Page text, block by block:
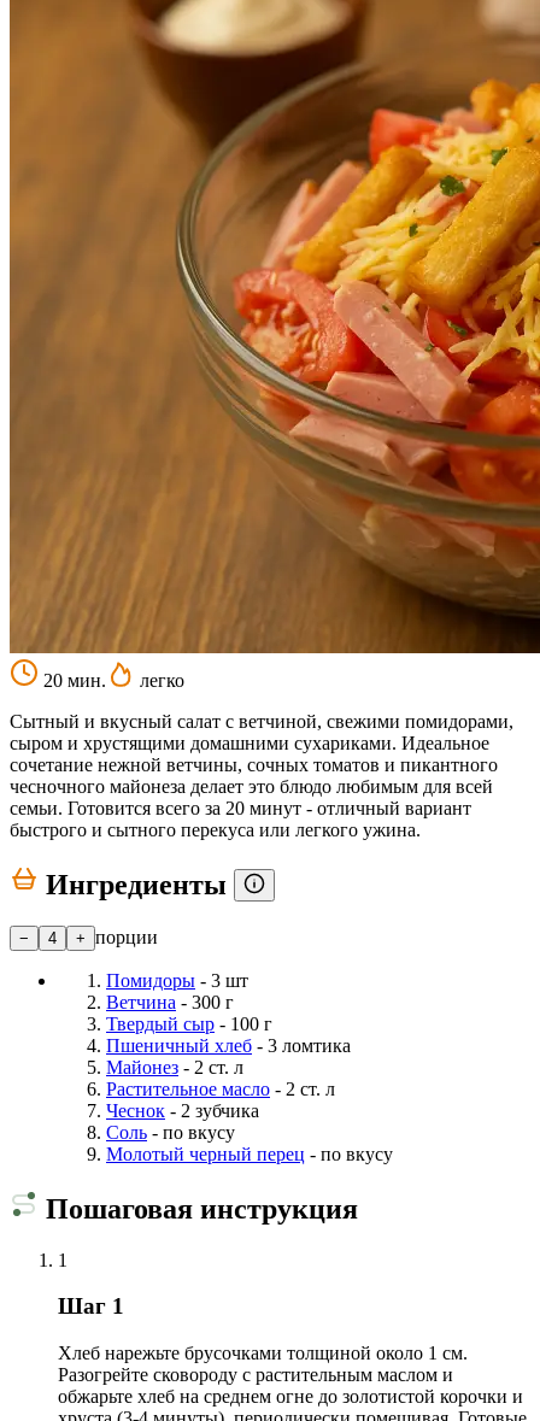
20 мин.
легко
Сытный и вкусный салат с ветчиной, свежими помидорами,
сыром и хрустящими домашними сухариками. Идеальное
сочетание нежной ветчины, сочных томатов и пикантного
чесночного майонеза делает это блюдо любимым для всей
семьи. Готовится всего за 20 минут - отличный вариант
быстрого и сытного перекуса или легкого ужина.
Ингредиенты
− 4 + порции
Помидоры - 3 шт
Ветчина - 300 г
Твердый сыр - 100 г
Пшеничный хлеб - 3 ломтика
Майонез - 2 ст. л
Растительное масло - 2 ст. л
Чеснок - 2 зубчика
Соль - по вкусу
Молотый черный перец - по вкусу
Пошаговая инструкция
1
Шаг 1
Хлеб нарежьте брусочками толщиной около 1 см.
Разогрейте сковороду с растительным маслом и
обжарьте хлеб на среднем огне до золотистой корочки и